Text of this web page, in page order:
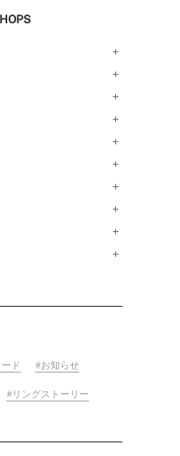
テル店（180）
203）
店（153）
）
）
店（111）
プラザ店（84）
（124）
125）
（72）
（141）
ス店（146）
（84）
ENT店（85）
ルカス店（139）
117）
ド お知らせ
リングストーリー